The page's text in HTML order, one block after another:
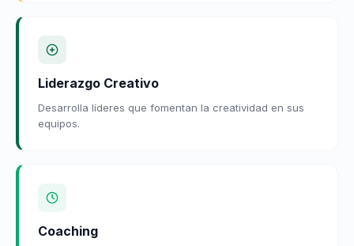
Liderazgo Creativo
Desarrolla líderes que fomentan la creatividad en sus
equipos.
Coaching